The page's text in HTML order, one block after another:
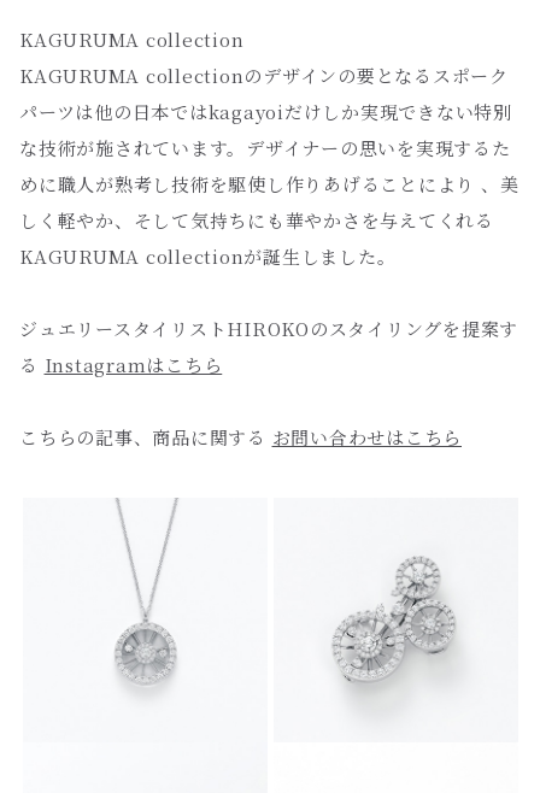
KAGURUMA collection
KAGURUMA collectionのデザインの要となるスポーク
パーツは他の日本ではkagayoiだけしか実現できない特別
な技術が施されています。デザイナーの思いを実現するた
めに職人が熟考し技術を駆使し作りあげることにより 、美
しく軽やか、そして気持ちにも華やかさを与えてくれる
KAGURUMA collectionが誕生しました。
ジュエリースタイリストHIROKOのスタイリングを提案す
る Instagramはこちら
こちらの記事、商品に関する お問い合わせはこちら